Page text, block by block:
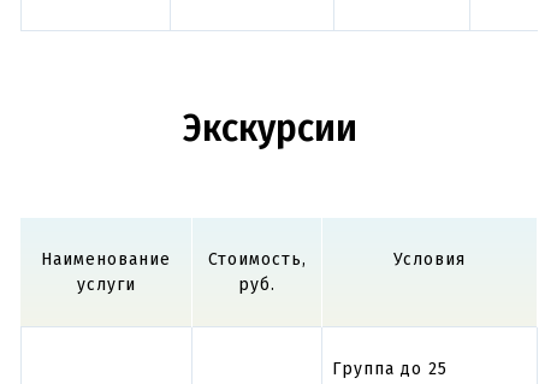
Экскурсии
Наименование
услуги
Стоимость,
руб.
Условия
Группа до 25